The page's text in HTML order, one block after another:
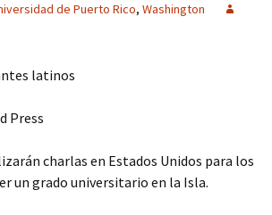
de Puerto Rico, Washington
latinos
Press
charlas en Estados Unidos para los
un grado universitario en la Isla.